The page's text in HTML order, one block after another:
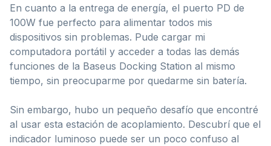
En cuanto a la entrega de energía, el puerto PD de
100W fue perfecto para alimentar todos mis
dispositivos sin problemas. Pude cargar mi
computadora portátil y acceder a todas las demás
funciones de la Baseus Docking Station al mismo
tiempo, sin preocuparme por quedarme sin batería.
Sin embargo, hubo un pequeño desafío que encontré
al usar esta estación de acoplamiento. Descubrí que el
indicador luminoso puede ser un poco confuso al